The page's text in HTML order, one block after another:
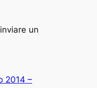
un
2014 –